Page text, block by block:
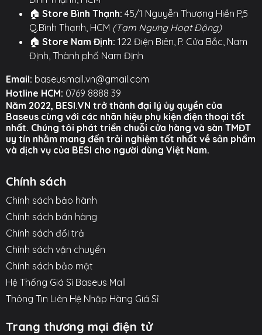
○ Hỗ trợ sạc và truyền dữ liệu đồng thời.
Hình ảnh sản phẩm
🏠 Store Bình Thạnh: 45/1 Nguyễn Thượng Hiền P,5
Q.Bình Thạnh, HCM (Tạm Ngưng Hoạt Động)
🏠 Store Nam Định: 122 Điện Biên, P. Cửa Bắc, Nam
Định, Thành phố Nam Định
Email: baseusmall.vn@gmail.com
Hotline HCM: 0769 8888 39
Năm 2022, BESI.VN trở thành đại lý ủy quyền của
Baseus cùng với các nhãn hiệu phụ kiện điện thoại tốt
nhất. Chúng tôi phát triển chuỗi cửa hàng và sàn TMĐT
uy tín nhằm mang đến trải nghiệm tốt nhất về sản phẩm
và dịch vụ của BESI cho người dùng Việt Nam.
Chính sách
Chính sách bảo hành
Chính sách bán hàng
Chính sách đổi trả
Chính sách vận chuyển
Chính sách bảo mật
Hệ Thống Giá Sỉ Baseus Mall
Thông Tin Liên Hệ Nhập Hàng Giá Sỉ
Trang thương mại điện tử